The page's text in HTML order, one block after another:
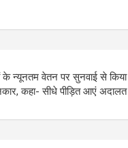
के न्यूनतम वेतन पर सुनवाई से किया
कहा- सीधे पीड़ित आएं अदालत